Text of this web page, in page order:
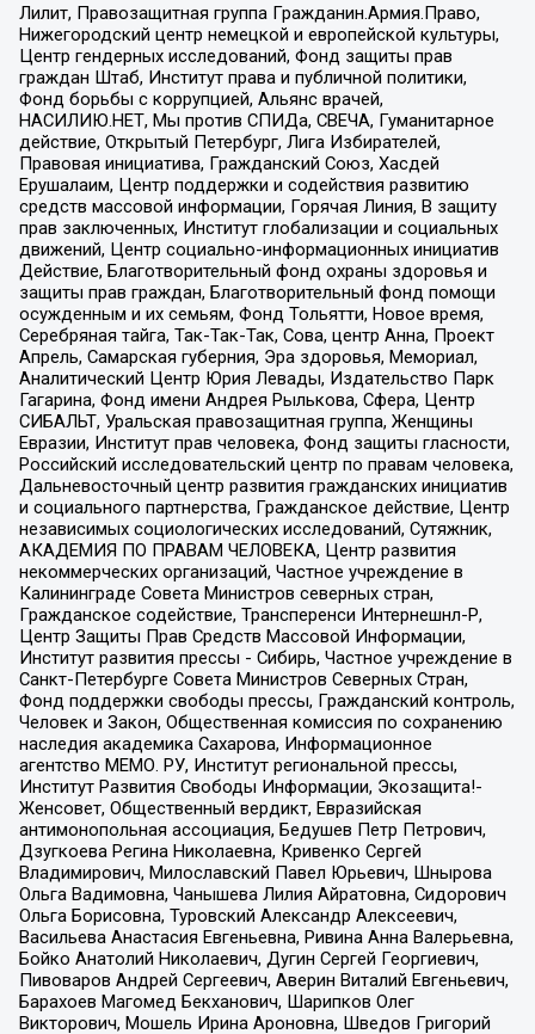
Лилит, Правозащитная группа Гражданин.Армия.Право,
Нижегородский центр немецкой и европейской культуры,
Центр гендерных исследований, Фонд защиты прав
граждан Штаб, Институт права и публичной политики,
Фонд борьбы с коррупцией, Альянс врачей,
НАСИЛИЮ.НЕТ, Мы против СПИДа, СВЕЧА, Гуманитарное
действие, Открытый Петербург, Лига Избирателей,
Правовая инициатива, Гражданский Союз, Хасдей
Ерушалаим, Центр поддержки и содействия развитию
средств массовой информации, Горячая Линия, В защиту
прав заключенных, Институт глобализации и социальных
движений, Центр социально-информационных инициатив
Действие, Благотворительный фонд охраны здоровья и
защиты прав граждан, Благотворительный фонд помощи
осужденным и их семьям, Фонд Тольятти, Новое время,
Серебряная тайга, Так-Так-Так, Сова, центр Анна, Проект
Апрель, Самарская губерния, Эра здоровья, Мемориал,
Аналитический Центр Юрия Левады, Издательство Парк
Гагарина, Фонд имени Андрея Рылькова, Сфера, Центр
СИБАЛЬТ, Уральская правозащитная группа, Женщины
Евразии, Институт прав человека, Фонд защиты гласности,
Российский исследовательский центр по правам человека,
Дальневосточный центр развития гражданских инициатив
и социального партнерства, Гражданское действие, Центр
независимых социологических исследований, Сутяжник,
АКАДЕМИЯ ПО ПРАВАМ ЧЕЛОВЕКА, Центр развития
некоммерческих организаций, Частное учреждение в
Калининграде Совета Министров северных стран,
Гражданское содействие, Трансперенси Интернешнл-Р,
Центр Защиты Прав Средств Массовой Информации,
Институт развития прессы - Сибирь, Частное учреждение в
Санкт-Петербурге Совета Министров Северных Стран,
Фонд поддержки свободы прессы, Гражданский контроль,
Человек и Закон, Общественная комиссия по сохранению
наследия академика Сахарова, Информационное
агентство МЕМО. РУ, Институт региональной прессы,
Институт Развития Свободы Информации, Экозащита!-
Женсовет, Общественный вердикт, Евразийская
антимонопольная ассоциация, Бедушев Петр Петрович,
Дзугкоева Регина Николаевна, Кривенко Сергей
Владимирович, Милославский Павел Юрьевич, Шнырова
Ольга Вадимовна, Чанышева Лилия Айратовна, Сидорович
Ольга Борисовна, Туровский Александр Алексеевич,
Васильева Анастасия Евгеньевна, Ривина Анна Валерьевна,
Бойко Анатолий Николаевич, Дугин Сергей Георгиевич,
Пивоваров Андрей Сергеевич, Аверин Виталий Евгеньевич,
Барахоев Магомед Бекханович, Шарипков Олег
Викторович, Мошель Ирина Ароновна, Шведов Григорий